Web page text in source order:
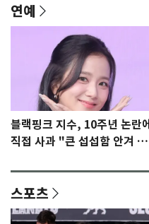
연예
블랙핑크 지수, 10주년 논란에
직접 사과 "큰 섭섭함 안겨 미
스포츠